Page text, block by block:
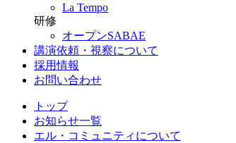
La Tempo
研修
オープンSABAE
講演依頼・視察について
採用情報
お問い合わせ
トップ
お知らせ一覧
エル・コミュニティについて